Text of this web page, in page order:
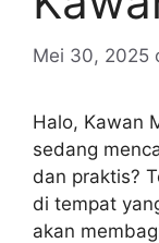
Mei 30, 2025
Halo, Kawan
sedang
dan praktis?
di tempat
akan